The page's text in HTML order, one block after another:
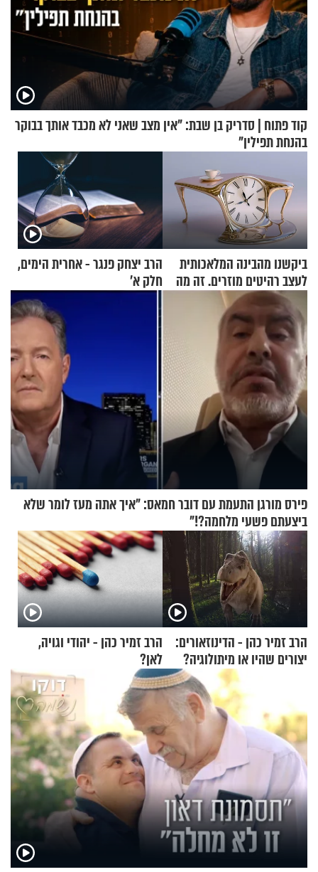
קוד פתוח | סדריק בן שבת: "אין מצב שאני לא מכבד אותך בבוקר
בהנחת תפילין"
ביקשנו מהבינה המלאכותית
לעצב רהיטים מוזרים. זה מה
שיצא
הרב יצחק פנגר - אחרית הימים,
חלק א’
פירס מורגן התעמת עם דובר חמאס: "איך אתה מעז לומר שלא
ביצעתם פשעי מלחמה?!"
הרב זמיר כהן - הדינוזאורים:
יצורים שהיו או מיתולוגיה?
הרב זמיר כהן - יהודי וגויה,
לאן?